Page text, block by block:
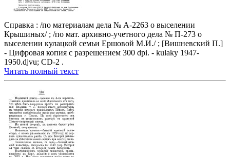
Справка : /по материалам дела № А-2263 о выселении
Крышиных/ ; /по мат. архивно-учетного дела № П-273 о
выселении кулацкой семьи Ершовой М.И./ ; [Вишневский П.]
- Цифровая копия с разрешением 300 dpi. - kulaky 1947-
1950.djvu; CD-2 .
Читать полный текст